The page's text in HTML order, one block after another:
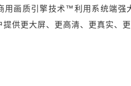
用画质引擎技术™利用系统端强
供更大屏、更高清、更真实、